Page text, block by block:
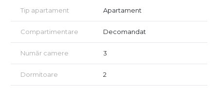
Tip apartament Apartament
Compartimentare Decomandat
Număr camere 3
Dormitoare 2